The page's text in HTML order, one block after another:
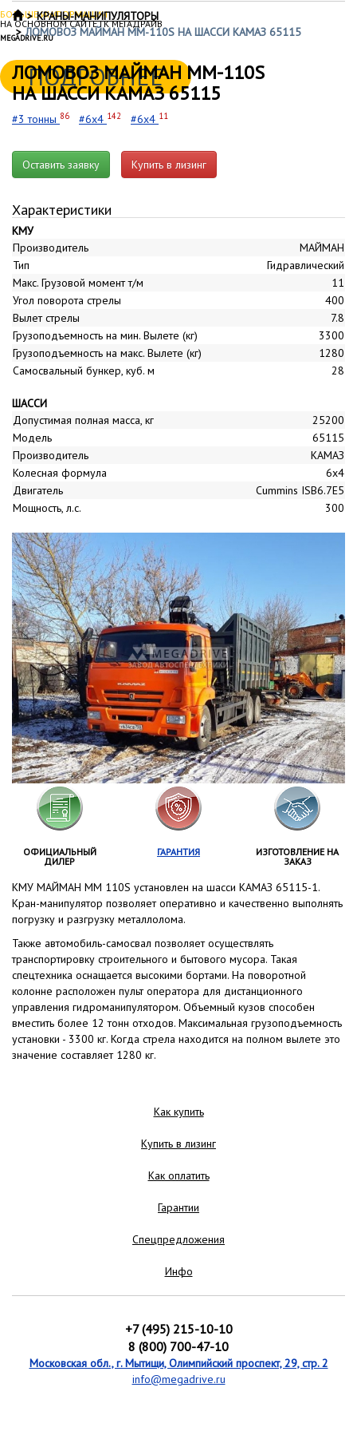
БОЛЬШЕ ИНФОРМАЦИИ
НА ОСНОВНОМ САЙТЕ ГК МЕГАДРАЙВ
MEGADRIVE.RU
ПОДРОБНЕЕ
КРАНЫ-МАНИПУЛЯТОРЫ
ЛОМОВОЗ МАЙМАН ММ-110S НА ШАССИ КАМАЗ 65115
ЛОМОВОЗ МАЙМАН ММ-110S
НА ШАССИ КАМАЗ 65115
#3 тонны 86 #6x4 142 #6x4 11
Оставить заявку Купить в лизинг
Характеристики
КМУ
Производитель
МАЙМАН
Тип
Гидравлический
Макс. Грузовой момент т/м
11
Угол поворота стрелы
400
Вылет стрелы
7.8
Грузоподъемность на мин. Вылете (кг)
3300
Грузоподъемность на макс. Вылете (кг)
1280
Самосвальный бункер, куб. м
28
ШАССИ
Допустимая полная масса, кг
25200
Модель
65115
Производитель
КАМАЗ
Колесная формула
6x4
Двигатель
Cummins ISB6.7E5
Мощность, л.с.
300
ОФИЦИАЛЬНЫЙ
ДИЛЕР
ГАРАНТИЯ
ИЗГОТОВЛЕНИЕ НА
ЗАКАЗ
КМУ МАЙМАН ММ 110S установлен на шасси КАМАЗ 65115-1.
Кран-манипулятор позволяет оперативно и качественно выполнять
погрузку и разгрузку металлолома.
Также автомобиль-самосвал позволяет осуществлять
транспортировку строительного и бытового мусора. Такая
спецтехника оснащается высокими бортами. На поворотной
колонне расположен пульт оператора для дистанционного
управления гидроманипулятором. Объемный кузов способен
вместить более 12 тонн отходов. Максимальная грузоподъемность
установки - 3300 кг. Когда стрела находится на полном вылете это
значение составляет 1280 кг.
Как купить
Купить в лизинг
Как оплатить
Гарантии
Спецпредложения
Инфо
+7 (495) 215-10-10
8 (800) 700-47-10
Московская обл., г. Мытищи, Олимпийский проспект, 29, стр. 2
info@megadrive.ru